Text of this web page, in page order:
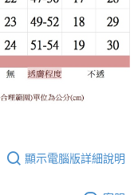
顯示電腦版詳細說明